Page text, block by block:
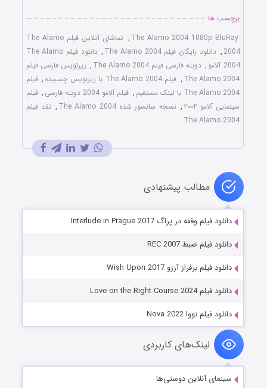
برچسب ها
The Alamo 2004 1080p BluRay
,
تماشای آنلاین فیلم The Alamo
2004
, دانلود رایگان فیلم The Alamo 2004 ,
دانلود فیلم The Alamo
2004 آلامو
, دوبله فارسی فیلم The Alamo 2004 , زیرنویس فارسی فیلم
The Alamo 2004
, فیلم The Alamo 2004 با زیرنویس چسبیده , فیلم
The Alamo 2004 با لینک مستقیم
, فیلم آلامو 2004 دوبله فارسی , فیلم
سینمایی آلامو ۲۰۰۴
, نسخه سانسور شده The Alamo 2004 , نقد فیلم
The Alamo 2004
مطالب پیشنهادی
دانلود فیلم وقفه در پراگ Interlude in Prague 2017
دانلود فیلم ضبط REC 2007
دانلود فیلم برفراز آرزو Wish Upon 2017
دانلود فیلم Love on the Right Course 2024
دانلود فیلم نووا Nova 2022
لینک‌های کاربردی
سینمای آنلاین دوستی‌ها